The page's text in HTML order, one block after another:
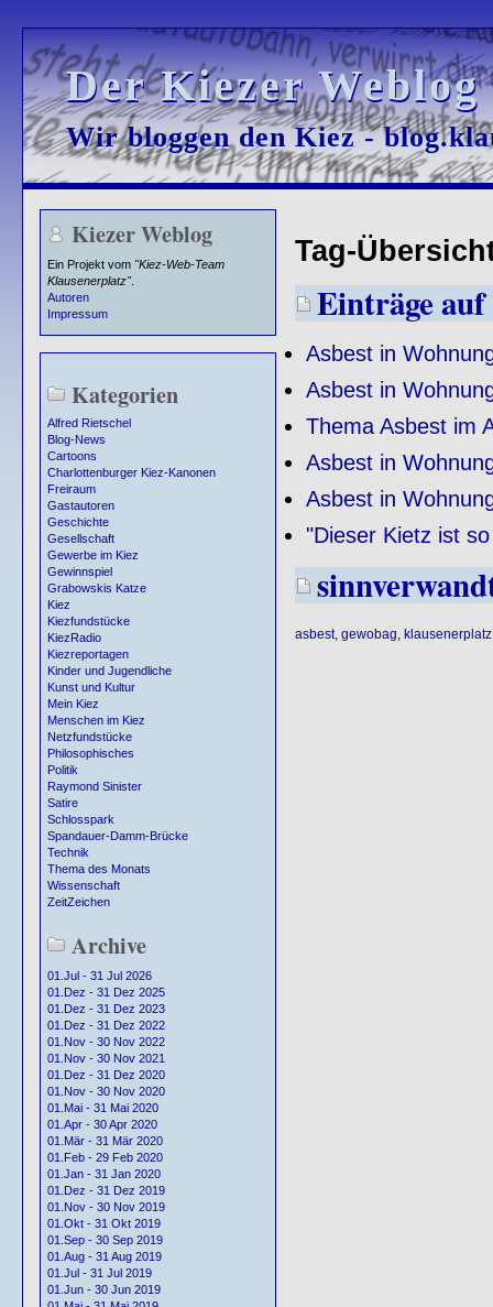
Der Kiezer
Der Kiezer
Wir bloggen den Kiez -
Wir bloggen den Kiez -
Kiezer Weblog
Ein Projekt vom "Kiez-Web-Team
Klausenerplatz".
Autoren
Impressum
Kategorien
Alfred Rietschel
Blog-News
Cartoons
Charlottenburger Kiez-Kanonen
Freiraum
Gastautoren
Geschichte
Gesellschaft
Gewerbe im Kiez
Gewinnspiel
Grabowskis Katze
Kiez
Kiezfundstücke
KiezRadio
Kiezreportagen
Kinder und Jugendliche
Kunst und Kultur
Mein Kiez
Menschen im Kiez
Netzfundstücke
Philosophisches
Politik
Raymond Sinister
Satire
Schlosspark
Spandauer-Damm-Brücke
Technik
Thema des Monats
Wissenschaft
ZeitZeichen
Archive
01.Jul - 31 Jul 2026
01.Dez - 31 Dez 2025
01.Dez - 31 Dez 2023
01.Dez - 31 Dez 2022
01.Nov - 30 Nov 2022
01.Nov - 30 Nov 2021
01.Dez - 31 Dez 2020
01.Nov - 30 Nov 2020
01.Mai - 31 Mai 2020
01.Apr - 30 Apr 2020
01.Mär - 31 Mär 2020
01.Feb - 29 Feb 2020
01.Jan - 31 Jan 2020
01.Dez - 31 Dez 2019
01.Nov - 30 Nov 2019
01.Okt - 31 Okt 2019
01.Sep - 30 Sep 2019
01.Aug - 31 Aug 2019
01.Jul - 31 Jul 2019
01.Jun - 30 Jun 2019
Tag-
Einträge
Asbest in
Asbest in
Thema Asbest im
Asbest in
Asbest in
"Dieser Kietz ist
asbest, gewobag klausenerplatz